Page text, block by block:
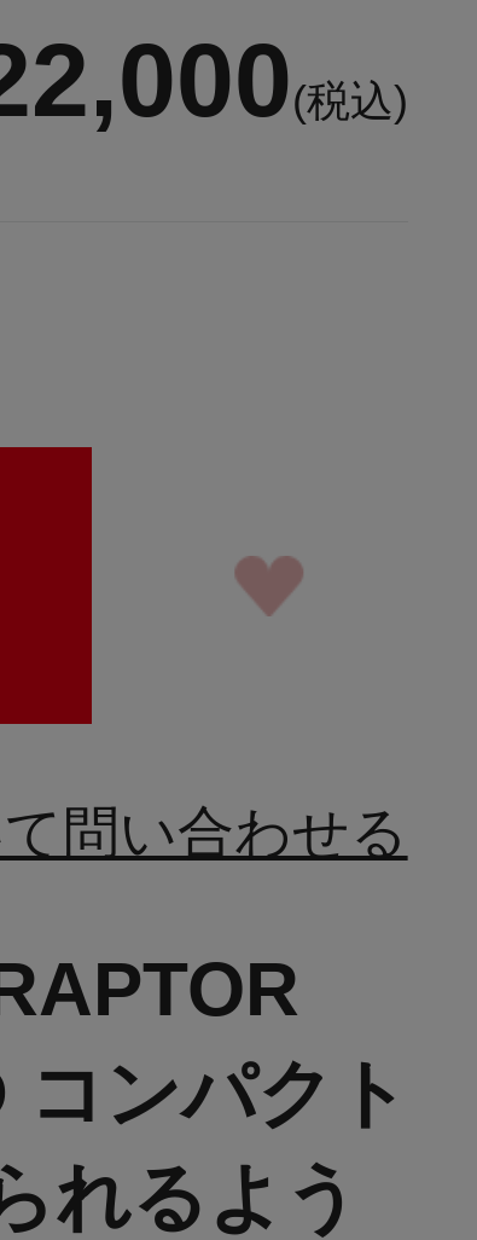
(税込)
問い合わせる
ンパクト
れるよう